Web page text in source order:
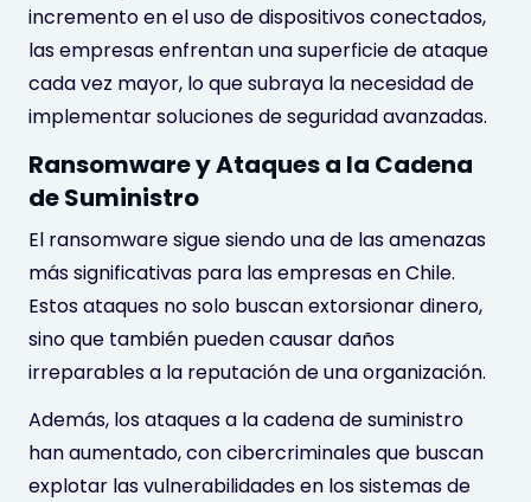
incremento en el uso de dispositivos conectados,
las empresas enfrentan una superficie de ataque
cada vez mayor, lo que subraya la necesidad de
implementar soluciones de seguridad avanzadas.
Ransomware y Ataques a la Cadena
de Suministro
El ransomware sigue siendo una de las amenazas
más significativas para las empresas en Chile.
Estos ataques no solo buscan extorsionar dinero,
sino que también pueden causar daños
irreparables a la reputación de una organización.
Además, los ataques a la cadena de suministro
han aumentado, con cibercriminales que buscan
explotar las vulnerabilidades en los sistemas de